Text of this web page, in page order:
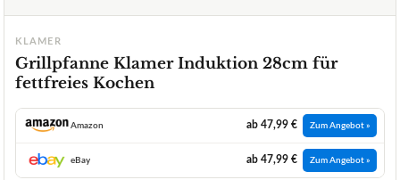
KLAMER
Grillpfanne Klamer Induktion 28cm für
fettfreies Kochen
Amazon ab 47,99 € Zum Angebot »
eBay ab 47,99 € Zum Angebot »